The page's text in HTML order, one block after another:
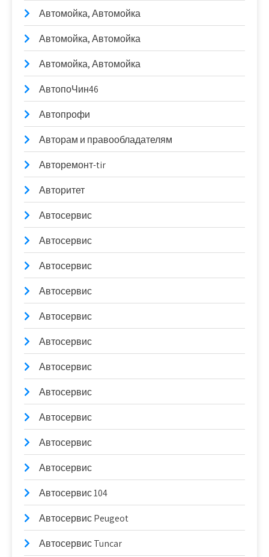
Автомойка, Автомойка
Автомойка, Автомойка
Автомойка, Автомойка
АвтопоЧин46
Автопрофи
Авторам и правообладателям
Авторемонт-tir
Авторитет
Автосервис
Автосервис
Автосервис
Автосервис
Автосервис
Автосервис
Автосервис
Автосервис
Автосервис
Автосервис
Автосервис
Автосервис 104
Автосервис Peugeot
Автосервис Tuncar